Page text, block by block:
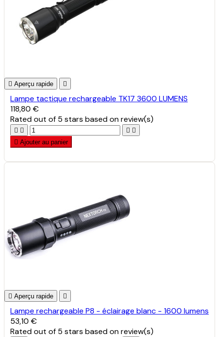
 Aperçu rapide 
Lampe tactique rechargeable TK17 3600 LUMENS
118,80 €
Ratedout of 5 stars based onreview(s)
   
 Ajouter au panier
 Aperçu rapide 
Lampe rechargeable P8 - éclairage blanc - 1600 lumens
53,10 €
Ratedout of 5 stars based onreview(s)